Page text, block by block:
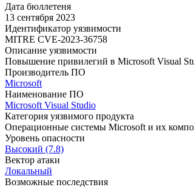
Дата бюллетеня
13 сентября 2023
Идентификатор уязвимости
MITRE CVE-2023-36758
Описание уязвимости
Повышение привилегий в Microsoft Visual
Производитель ПО
Microsoft
Наименование ПО
Microsoft Visual Studio
Категория уязвимого продукта
Операционные системы Microsoft и их
Уровень опасности
Высокий (7.8)
Вектор атаки
Локальный
Возможные последствия